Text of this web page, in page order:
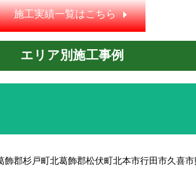
施工実績一覧はこちら
エリア別施工事例
飾郡杉戸町北葛飾郡松伏町北本市行田市久喜市